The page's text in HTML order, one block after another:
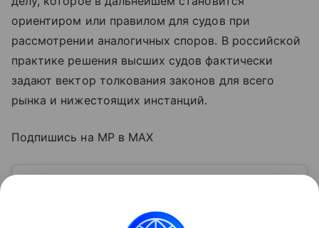
ориентиром или правилом для судов при
рассмотрении аналогичных споров. В российской
практике решения высших судов фактически
задают вектор толкования законов для всего
рынка и нижестоящих инстанций.
Подпишись на MP в MAX
инвестирования